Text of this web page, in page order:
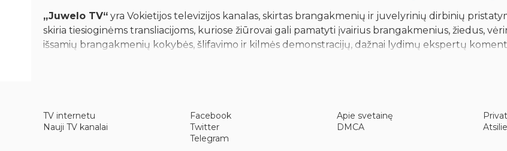
„Juwelo TV“ yra Vokietijos televizijos kanalas, skirtas brangakmenių ir juvelyrinių dirbinių
skiria tiesioginėms transliacijoms, kuriose žiūrovai gali pamatyti įvairius brangakmenius, žiedus,
išsamių brangakmenių kokybės, šlifavimo ir kilmės demonstracijų, dažnai lydimų ekspertų
Pagrindinis stoties formatas apima brangakmenių gaminių aukcionus ir pristatymus realiuoju
gaminio savybes, įskaitant karatų svorį ir skaidrumą, o kameros rodo vaizdus iš arti. Toks požiūris
TV internetu
Nauji TV kanalai
Facebook
Twitter
Telegram
Apie svetainę
DMCA